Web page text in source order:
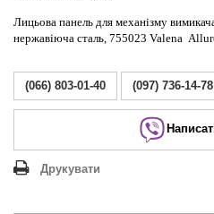
Лицьова панель для механізму
нержавіюча сталь, 755023 Valena
(066) 803-01-40 (097) 736-14-78
Друкувати